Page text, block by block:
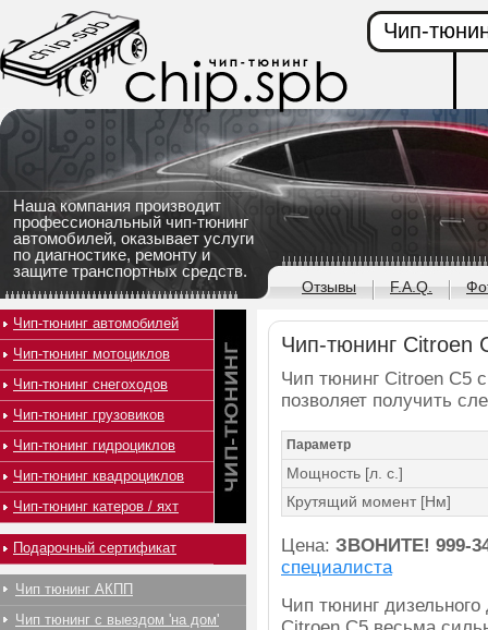
Наша компания производит
профессиональный чип-тюнинг
автомобилей, оказывает услуги
по диагностике, ремонту и
защите транспортных средств.
Чип-
Отзывы F.A.Q.
Чип-тюнинг Citroen
Чип тюнинг Citroen C5
позволяет получить
Параметр
Мощность [л. с.]
Крутящий момент [Нм]
Цена: ЗВОНИТЕ! 999-
специалиста
Чип тюнинг дизельного
Чип-тюнинг автомобилей
Чип-тюнинг мотоциклов
Чип-тюнинг снегоходов
Чип-тюнинг грузовиков
Чип-тюнинг гидроциклов
Чип-тюнинг квадроциклов
Чип-тюнинг катеров / яхт
Подарочный сертификат
Чип тюнинг АКПП
Чип тюнинг с выездом 'на дом'